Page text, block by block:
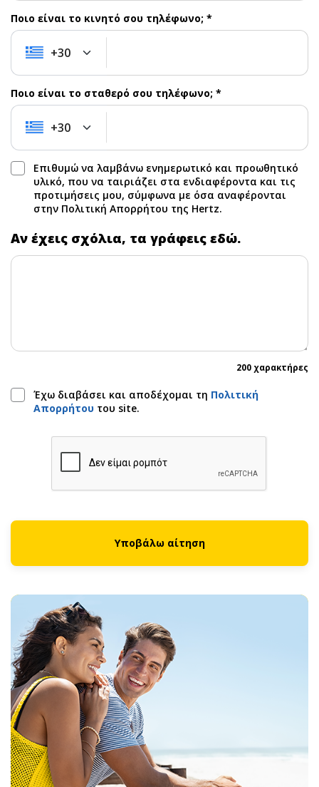
Ποιο είναι το κινητό σου τηλέφωνο; *
+30
Ποιο είναι το σταθερό σου τηλέφωνο; *
+30
Επιθυμώ να λαμβάνω ενημερωτικό και προωθητικό
υλικό, που να ταιριάζει στα ενδιαφέροντα και τις
προτιμήσεις μου, σύμφωνα με όσα αναφέρονται
στην Πολιτική Απορρήτου της Hertz.
Αν έχεις σχόλια, τα γράφεις εδώ.
200 χαρακτήρες
Έχω διαβάσει και αποδέχομαι τη Πολιτική
Απορρήτου του site.
Υποβάλω αίτηση